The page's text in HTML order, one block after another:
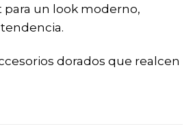
para un look moderno,
dorados que realcen